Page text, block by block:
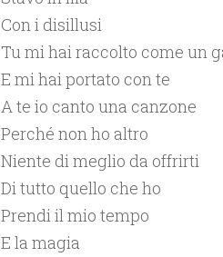
Con i disillusi
Tu mi hai raccolto come un
E mi hai portato con te
A te io canto una canzone
Perché non ho altro
Niente di meglio da offrirti
Di tutto quello che ho
Prendi il mio tempo
E la magia